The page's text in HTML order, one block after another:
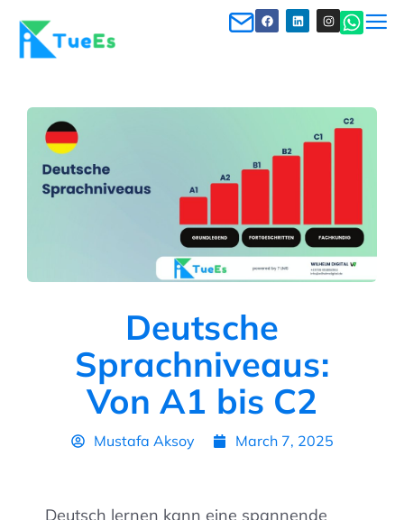
Deutsche
Sprachniveaus:
Von A1 bis C2
Mustafa Aksoy March 7, 2025
Deutsch lernen kann eine spannende